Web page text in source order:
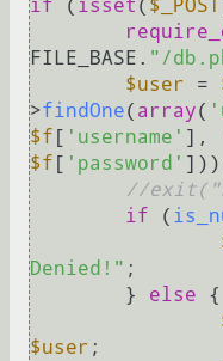
if ( isset ( $_POST
FILE_BASE. "/
$user =
>findOne( array(
$f [ 'username' ],
$f [ 'password'
//
if (
Denied!" ;
	}
else {
$user ;